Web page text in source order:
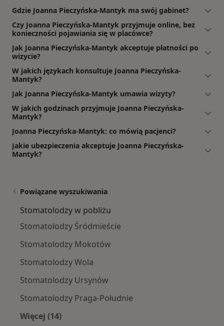
Gdzie Joanna Pieczyńska-Mantyk ma swój gabinet?
Czy Joanna Pieczyńska-Mantyk przyjmuje online, bez
konieczności pojawiania się w placówce?
Jak Joanna Pieczyńska-Mantyk akceptuje płatności po
wizycie?
W jakich językach konsultuje Joanna Pieczyńska-
Mantyk?
Jak Joanna Pieczyńska-Mantyk umawia wizyty?
W jakich godzinach przyjmuje Joanna Pieczyńska-
Mantyk?
Joanna Pieczyńska-Mantyk: co mówią pacjenci?
Jakie ubezpieczenia akceptuje Joanna Pieczyńska-
Mantyk?
Powiązane wyszukiwania
Stomatolodzy w pobliżu
Stomatolodzy Śródmieście
Stomatolodzy Mokotów
Stomatolodzy Wola
Stomatolodzy Ursynów
Stomatolodzy Praga-Południe
Więcej (14)